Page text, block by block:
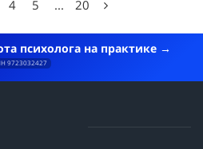
4 5 ... 20
психолога на практике
9723032427